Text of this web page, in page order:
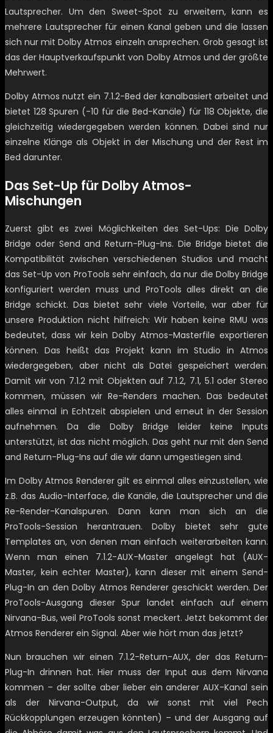
Lautsprecher. Um den Sweet-Spot zu erweitern, kann es
mehrere Lautsprecher für einen Kanal geben und die lassen
sich nur mit Dolby Atmos einzeln ansprechen. Grob gesagt ist
das der Hauptverkaufspunkt von Dolby Atmos und der größte
Mehrwert.
Dolby Atmos nutzt ein 7.1.2-Bed der kanalbasiert arbeitet und
bietet 128 Spuren (-10 für die Bed-Kanäle) für 118 Objekte, die
gleichzeitig wiedergegeben werden können. Dabei sind nur
einzelne Klänge als Objekt in der Mischung und der Rest im
Bed darunter.
Das Set-Up für Dolby Atmos-
Mischungen
Zuerst gibt es zwei Möglichkeiten des Set-Ups: Die Dolby
Bridge oder Send and Return-Plug-Ins. Die Bridge bietet die
Kompatibilität zwischen verschiedenen Studios und macht
das Set-Up von ProTools sehr einfach, da nur die Dolby Bridge
konfiguriert werden muss und ProTools alles direkt an die
Bridge schickt. Das bietet sehr viele Vorteile, war aber für
unsere Produktion nicht hilfreich: Wir haben keine RMU was
bedeutet, dass wir kein Dolby Atmos-Masterfile exportieren
können. Das heißt das Projekt kann im Studio in Atmos
wiedergegeben, aber nicht als Datei gespeichert werden.
Damit wir von 7.1.2 mit Objekten auf 7.1.2, 7.1, 5.1 oder Stereo
kommen, müssen wir Re-Renders machen. Das bedeutet
alles einmal in Echtzeit abspielen und erneut in der Session
aufnehmen. Da die Dolby Bridge leider keine Inputs
unterstützt, ist das nicht möglich. Das geht nur mit den Send
and Return-Plug-Ins auf die wir dann umgestiegen sind.
Im Dolby Atmos Renderer gilt es einmal alles einzustellen, wie
z.B. das Audio-Interface, die Kanäle, die Lautsprecher und die
Re-Render-Kanalspuren. Dann kann man sich an die
ProTools-Session herantrauen. Dolby bietet sehr gute
Templates an, von denen man einfach weiterarbeiten kann.
Wenn man einen 7.1.2-AUX-Master angelegt hat (AUX-
Master, kein echter Master), kann dieser mit einem Send-
Plug-In an den Dolby Atmos Renderer geschickt werden. Der
ProTools-Ausgang dieser Spur landet einfach auf einem
Nirvana-Bus, weil ProTools sonst meckert. Jetzt bekommt der
Atmos Renderer ein Signal. Aber wie hört man das jetzt?
Nun brauchen wir einen 7.1.2-Return-AUX, der das Return-
Plug-In drinnen hat. Hier muss der Input aus dem Nirvana
kommen – der sollte aber lieber ein anderer AUX-Kanal sein
als der Nirvana-Output, da wir sonst mit viel Pech
Rückkopplungen erzeugen könnten) – und der Ausgang auf